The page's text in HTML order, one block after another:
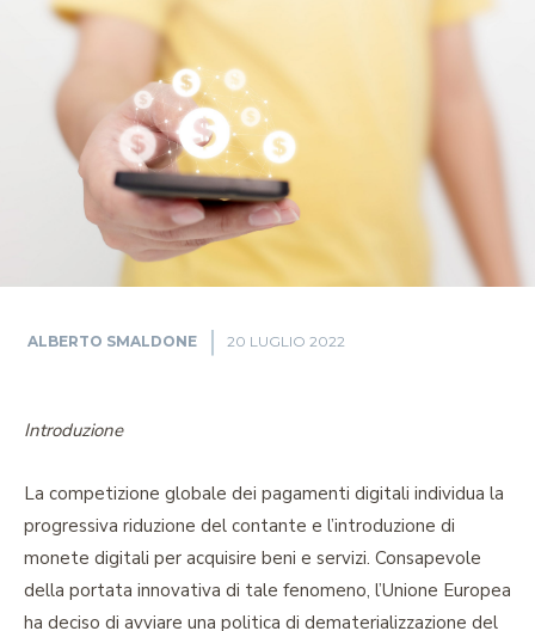
ALBERTO SMALDONE 20 LUGLIO 2022
Introduzione
La competizione globale dei pagamenti digitali individua la
progressiva riduzione del contante e l’introduzione di
monete digitali per acquisire beni e servizi. Consapevole
della portata innovativa di tale fenomeno, l’Unione Europea
ha deciso di avviare una politica di dematerializzazione del